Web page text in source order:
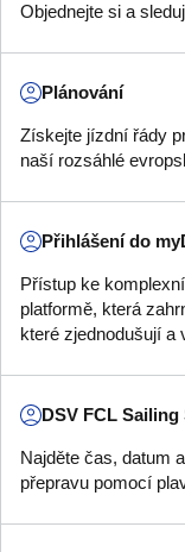
Objednejte si a
Plánování
Získejte jízdní řády
naší rozsáhlé
Přihlášení do
Přístup ke
platformě, která
které zjednodušují a
DSV FCL Sailing
Najděte čas, datum
přepravu pomocí